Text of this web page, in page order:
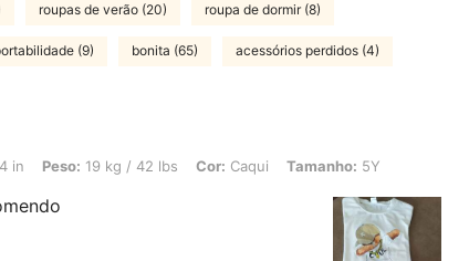
roupas de verão (20) roupa de dormir (8)
(9) bonita (65) acessórios perdidos (4)
19 kg / 42 lbs, Cor: Caqui, Tamanho: 5Y
in Peso: 19 kg / 42 lbs Cor: Caqui Tamanho: 5Y